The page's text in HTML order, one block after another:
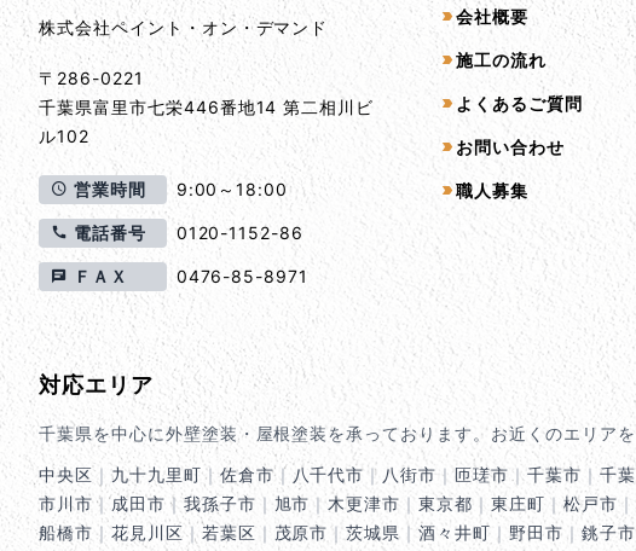
株式会社ペイント・オン・デマンド
〒286-0221
千葉県富里市七栄446番地14 第二相川ビ
ル102
営業時間 9:00～18:00
電話番号 0120-1152-86
ＦＡＸ 0476-85-8971
会社概要
施工の流れ
よくあるご質問
お問い合わせ
職人募集
対応エリア
千葉県を中心に外壁塗装・屋根塗装を承っております。お近くのエリア
中央区｜ 九十九里町｜ 佐倉市｜ 八千代市 ｜ 八街市 ｜匝瑳市 ｜千葉市 ｜ 千
市川市｜成田市｜ 我孫子市 ｜旭市 ｜ 木更津市 ｜東京都 ｜東庄町 ｜ 松戸市 ｜
船橋市 ｜ 花見川区｜若葉区 ｜ 茂原市 ｜茨城県 ｜酒々井町 ｜ 野田市 ｜ 銚子市